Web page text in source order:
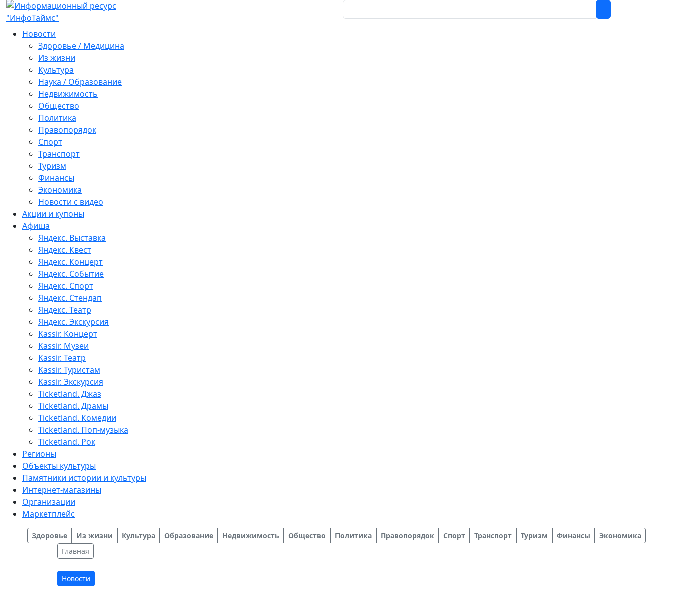
Новости
Здоровье / Медицина
Из жизни
Культура
Наука / Образование
Недвижимость
Общество
Политика
Правопорядок
Спорт
Транспорт
Туризм
Финансы
Экономика
Новости с видео
Акции и купоны
Афиша
Яндекс. Выставка
Яндекс. Квест
Яндекс. Концерт
Яндекс. Событие
Яндекс. Спорт
Яндекс. Стендап
Яндекс. Театр
Яндекс. Экскурсия
Kassir. Концерт
Kassir. Музеи
Kassir. Театр
Kassir. Туристам
Kassir. Экскурсия
Ticketland. Джаз
Ticketland. Драмы
Ticketland. Комедии
Ticketland. Поп-музыка
Ticketland. Рок
Регионы
Объекты культуры
Памятники истории и культуры
Интернет-магазины
Организации
Маркетплейс
Здоровье Из жизни Культура Образование Недвижимость Общество Политика Правопорядок Спорт Транспорт Туризм Финансы
Экономика
Главная
Новости